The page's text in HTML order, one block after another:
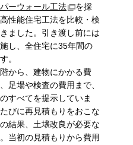
ーウォール工法
を採
性能住宅工法を比較・検
ました。引き渡し前には
し、全住宅に35年間の
。
から、建物にかかる費
足場や検査の費用まで、
すべてを提示していま
びに再見積もりをおこな
結果、土壌改良が必要な
当初の見積もりから費用